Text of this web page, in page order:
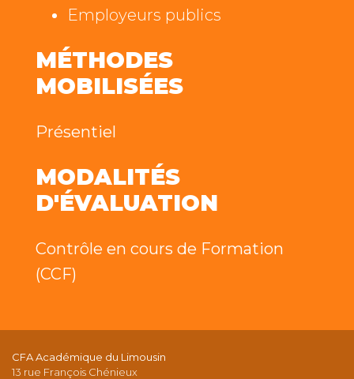
Employeurs publics
MÉTHODES
MOBILISÉES
Présentiel
MODALITÉS
D'ÉVALUATION
Contrôle en cours de Formation
(CCF)
CFA Académique du Limousin
13 rue François Chénieux